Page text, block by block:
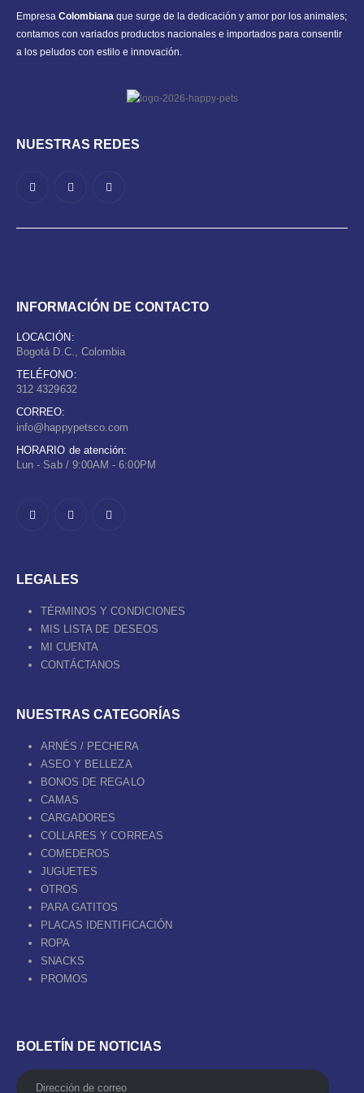
Empresa Colombiana que surge de la dedicación y amor por los animales;
contamos con variados productos nacionales e importados para consentir
a los peludos con estilo e innovación.
NUESTRAS REDES
INFORMACIÓN DE CONTACTO
LOCACIÓN:
Bogotá D.C., Colombia
TELÉFONO:
312 4329632
CORREO:
info@happypetsco.com
HORARIO de atención:
Lun - Sab / 9:00AM - 6:00PM
LEGALES
TÉRMINOS Y CONDICIONES
MIS LISTA DE DESEOS
MI CUENTA
CONTÁCTANOS
NUESTRAS CATEGORÍAS
ARNÉS / PECHERA
ASEO Y BELLEZA
BONOS DE REGALO
CAMAS
CARGADORES
COLLARES Y CORREAS
COMEDEROS
JUGUETES
OTROS
PARA GATITOS
PLACAS IDENTIFICACIÓN
ROPA
SNACKS
PROMOS
BOLETÍN DE NOTICIAS